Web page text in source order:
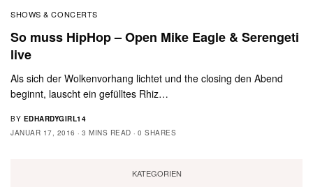
SHOWS & CONCERTS
So muss HipHop – Open Mike Eagle & Serengeti
live
Als sich der Wolkenvorhang lichtet und the closing den Abend
beginnt, lauscht ein gefülltes Rhiz…
BY EDHARDYGIRL14
JANUAR 17, 2016
3 MINS READ 0 SHARES
KATEGORIEN